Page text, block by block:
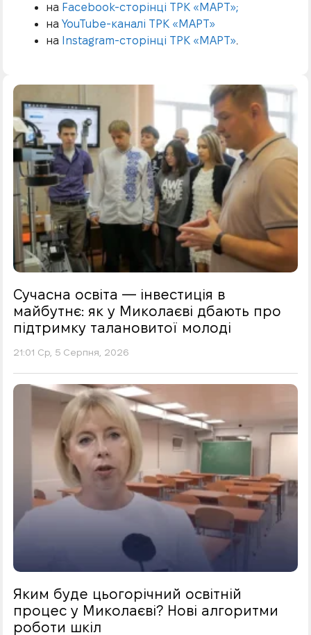
на Facebook-сторінці ТРК «МАРТ»;
на YouTube-каналі ТРК «МАРТ»
на
Instagram-сторінці ТРК «МАРТ».
Сучасна освіта — інвестиція в
майбутнє: як у Миколаєві дбають про
підтримку талановитої молоді
21:01 Ср, 5 Серпня, 2026
Яким буде цьогорічний освітній
процес у Миколаєві? Нові алгоритми
роботи шкіл